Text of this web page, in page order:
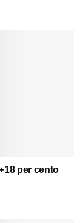
per cento